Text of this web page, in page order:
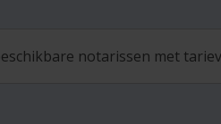
notarissen met